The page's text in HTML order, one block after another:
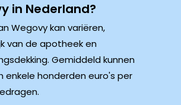
in Nederland?
Wegovy kan variëren,
van de apotheek en
Gemiddeld kunnen
enkele honderden euro's per